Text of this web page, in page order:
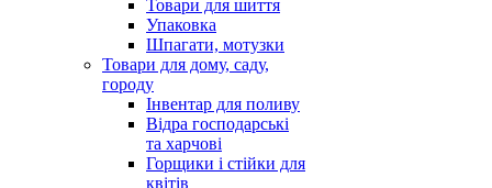
Товари для шиття
Упаковка
Шпагати, мотузки
Товари для дому, саду,
городу
Інвентар для поливу
Відра господарські
та харчові
Горщики і стійки для
квітів